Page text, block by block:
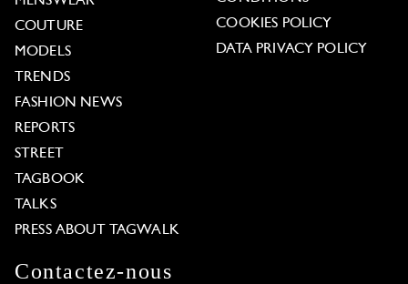
COUTURE
MODELS
TRENDS
FASHION NEWS
REPORTS
STREET
TAGBOOK
TALKS
PRESS ABOUT TAGWALK
COOKIES POLICY
DATA PRIVACY POLICY
Contactez-nous